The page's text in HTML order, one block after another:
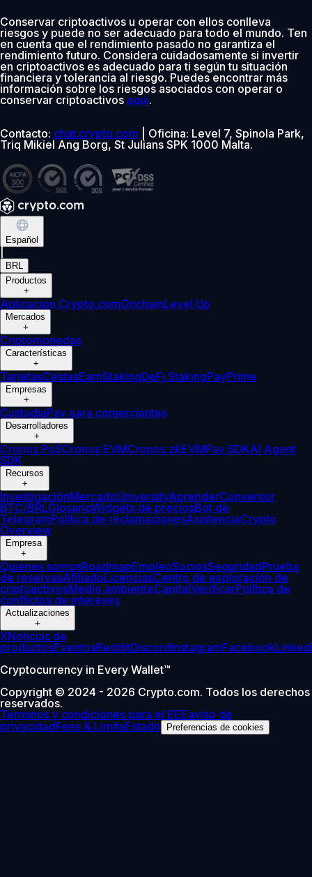
Conservar criptoactivos u operar con ellos conlleva
riesgos y puede no ser adecuado para todo el mundo. Ten
en cuenta que el rendimiento pasado no garantiza el
rendimiento futuro. Considera cuidadosamente si invertir
en criptoactivos es adecuado para ti según tu situación
financiera y tolerancia al riesgo. Puedes encontrar más
información sobre los riesgos asociados con operar o
conservar criptoactivos aquí.
Contacto: chat.crypto.com | Oficina: Level 7, Spinola Park,
Triq Mikiel Ang Borg, St Julians SPK 1000 Malta.
Español
BRL
Productos
+
Aplicación Crypto.comOnchainLevel Up
Mercados
+
Criptomonedas
Características
+
TarjetasCestasEarnStakingDeFi StakingPayPrime
Empresas
+
CustodiaPay para comerciantes
Desarrolladores
+
Cronos PoSCronos EVMCronos zkEVMPay SDKAI Agent
SDK
Recursos
+
InvestigaciónMercadoUniversityAprenderConversor
BTC/BRLGlosarioWidgets de preciosBot de
TelegramPolítica de reclamacionesAsistenciaCrypto
Overview
Empresa
+
Quiénes somosRoadmapEmpleoSociosSeguridadPrueba
de reservasAfiliadoLicenciasCentro de exploración de
criptoactivosMedio ambienteCapitalVerificarPolítica de
conflictos de intereses
Actualizaciones
+
XNoticias de
productosEventosRedditDiscordInstagramFacebook
Cryptocurrency in Every Wallet™
Copyright © 2024 - 2026 Crypto.com. Todos los derechos
reservados.
Términos y condiciones para el EEEaviso de
privacidadFees & LimitsEstado Preferencias de cookies